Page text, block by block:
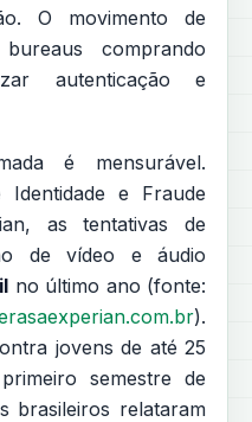
O movimento de
comprando
autenticação e
é mensurável.
e Fraude
as tentativas de
de vídeo e áudio
no último ano (fonte:
).
jovens de até 25
semestre de
brasileiros relataram